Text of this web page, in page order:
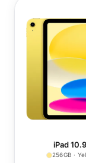
iPad
256GB ·